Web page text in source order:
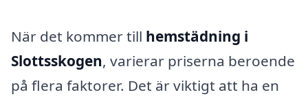
När det kommer till hemstädning i
Slottsskogen, varierar priserna beroende
på flera faktorer. Det är viktigt att ha en